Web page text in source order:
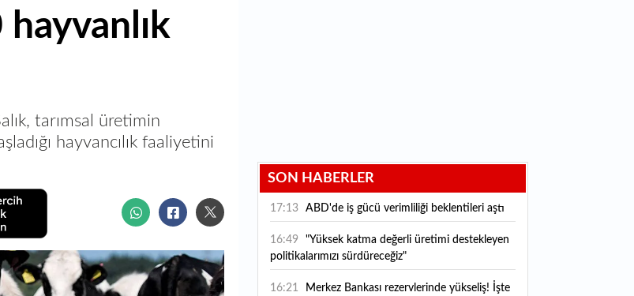
tarımsal üretimin
hayvancılık faaliyetini
SON HABERLER
17:13 ABD'de iş gücü verimliliği beklentileri aştı
16:49
"Yüksek katma değerli üretimi destekleyen
politikalarımızı sürdüreceğiz"
16:21